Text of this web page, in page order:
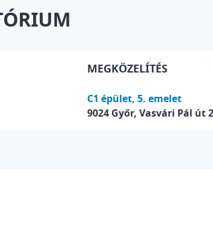
MEGKÖZELÍTÉS
C1 épület, 5. emelet
9024 Győr, Vasvári Pál út